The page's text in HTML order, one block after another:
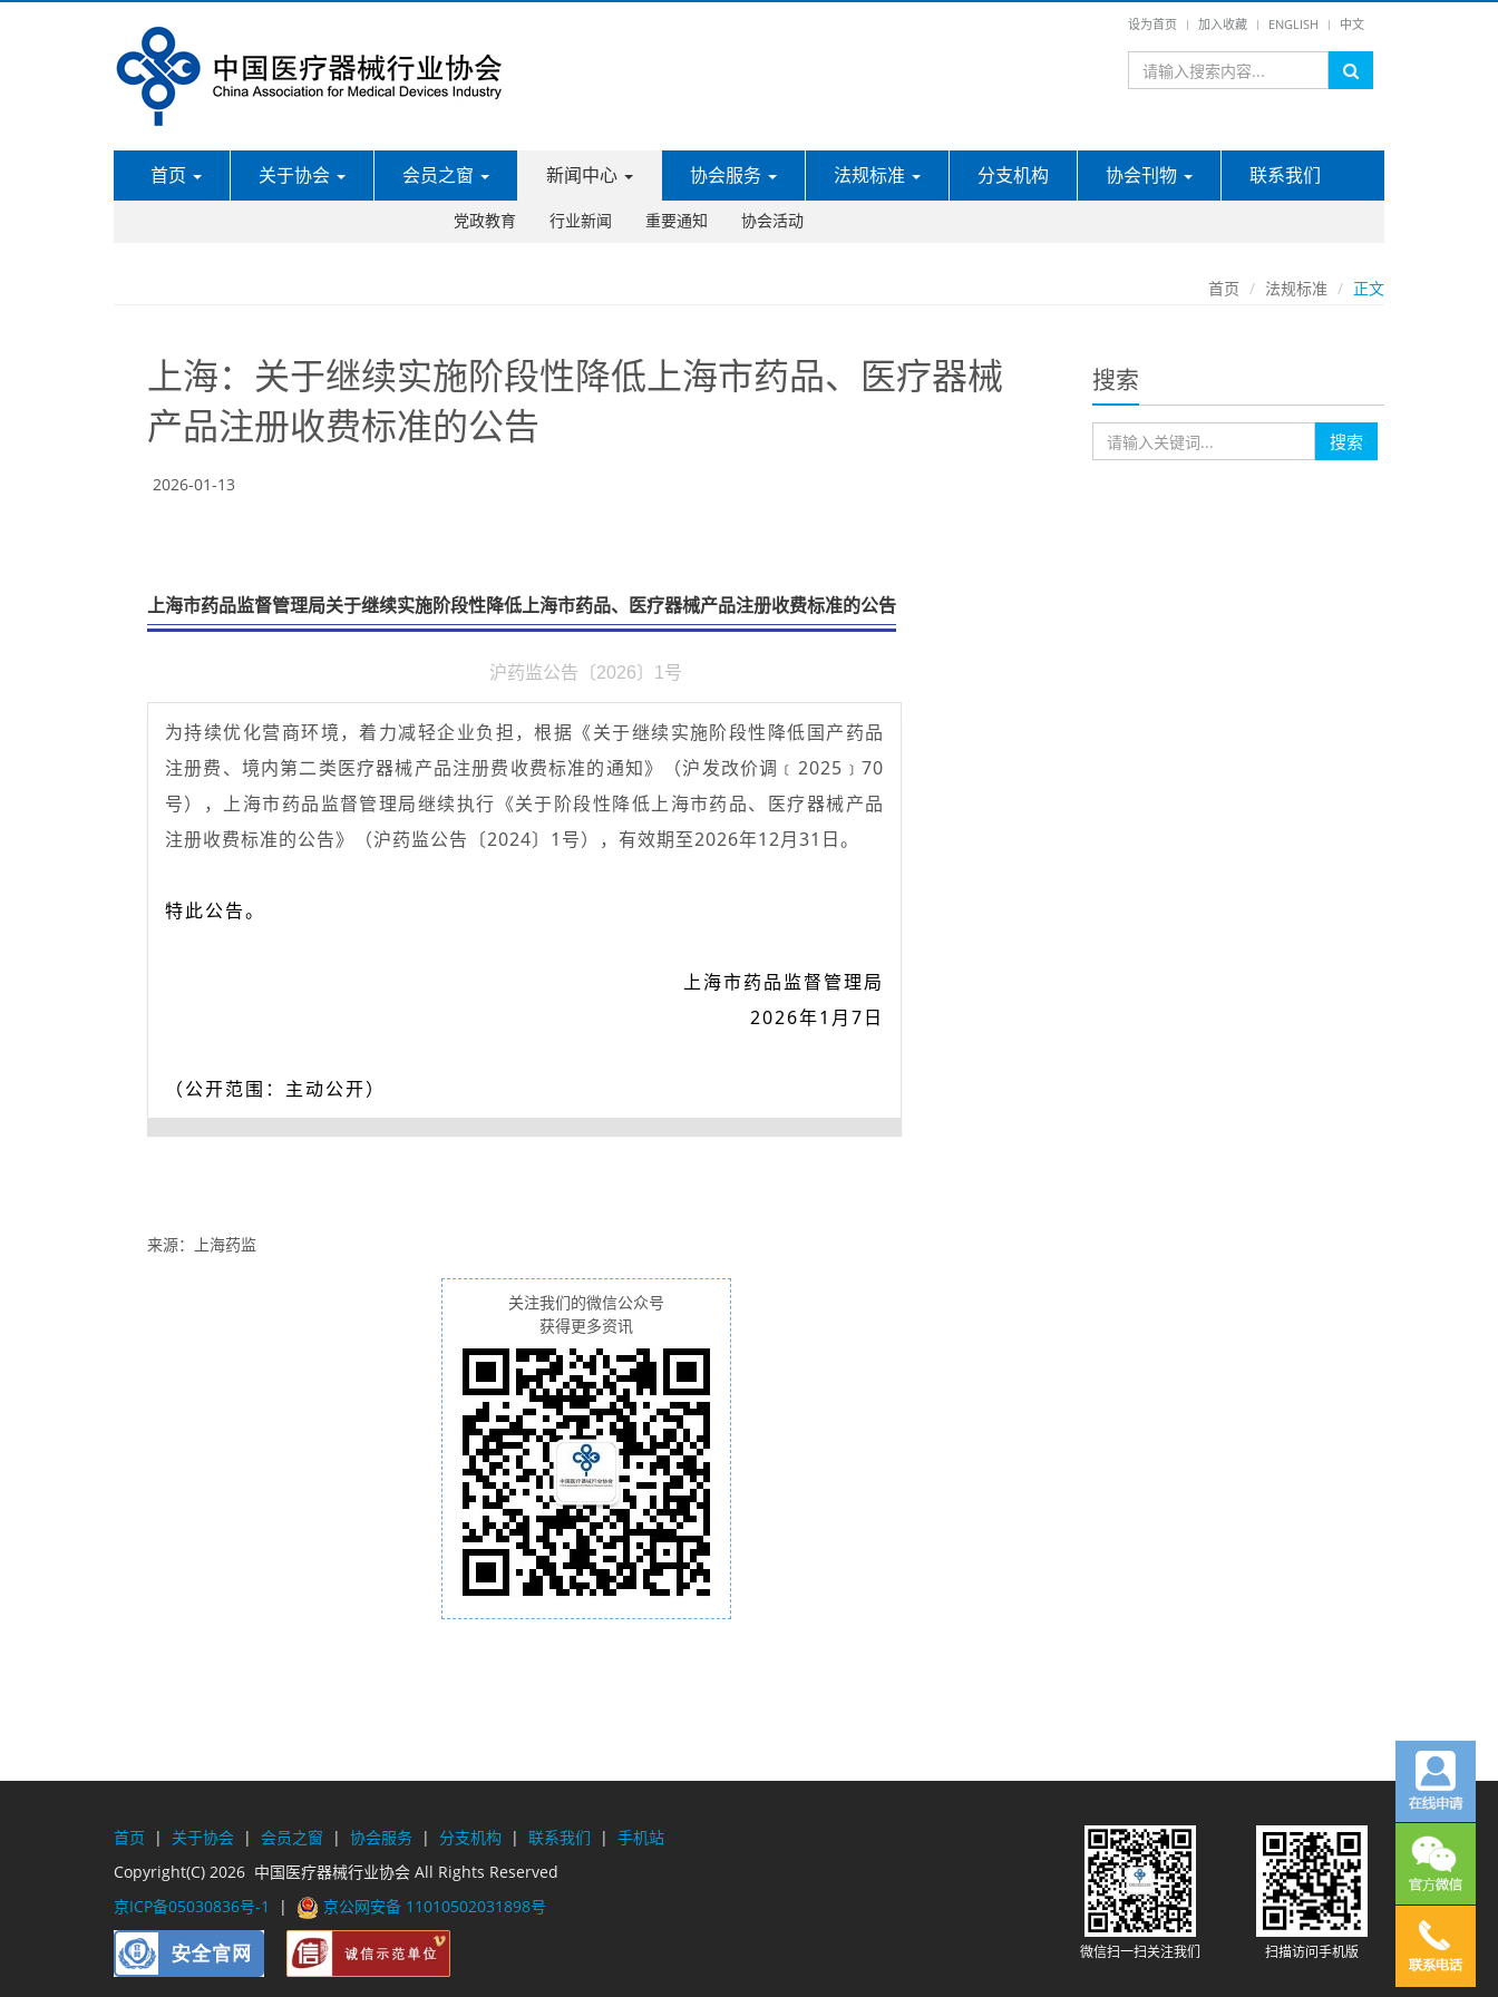
设为首页 加入收藏 ENGLISH 中文
首页 关于协会 会员之窗 新闻中心
党政教育 行业新闻 重要通知 协会活动
协会服务 法规标准 分支机构 协会刊物 联系我们
首页 法规标准 正文
上海：关于继续实施阶段性降低上海市药品、医疗器械
产品注册收费标准的公告
2026-01-13
上海市药品监督管理局关于继续实施阶段性降低上海市药品、医疗器械产品注册收费标准的公告
沪药监公告〔2026〕1号
为持续优化营商环境，着力减轻企业负担，根据《关于继续实施阶段性降低国产药品
注册费、境内第二类医疗器械产品注册费收费标准的通知》（沪发改价调﹝2025﹞70
号），上海市药品监督管理局继续执行《关于阶段性降低上海市药品、医疗器械产品
注册收费标准的公告》（沪药监公告〔2024〕1号），有效期至2026年12月31日。
特此公告。
上海市药品监督管理局
2026年1月7日
（公开范围：主动公开）
来源：上海药监
关注我们的微信公众号
获得更多资讯
搜索
搜索
首页 | 关于协会 | 会员之窗 | 协会服务 | 分支机构 | 联系我们 | 手机站
Copyright(C) 2026 中国医疗器械行业协会 All Rights Reserved
京ICP备05030836号-1
| 京公网安备 11010502031898号
扫描访问手机版
微信扫一扫关注我们